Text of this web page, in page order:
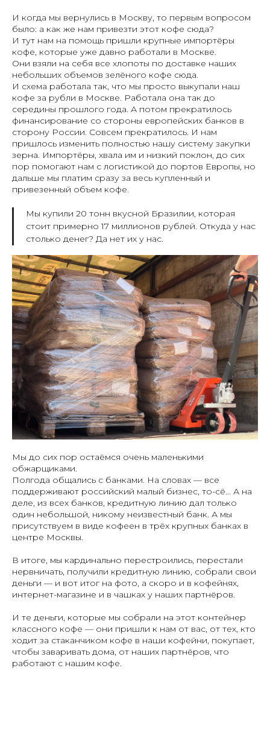
И когда мы вернулись в Москву, то первым вопросом
было: а как же нам привезти этот кофе сюда?
И тут нам на помощь пришли крупные импортёры
кофе, которые уже давно работали в Москве.
Они взяли на себя все хлопоты по доставке наших
небольших объемов зелёного кофе сюда.
И схема работала так, что мы просто выкупали наш
кофе за рубли в Москве. Работала она так до
середины прошлого года. А потом прекратилось
финансирование со стороны европейских банков в
сторону России. Совсем прекратилось. И нам
пришлось изменить полностью нашу систему закупки
зерна. Импортёры, хвала им и низкий поклон, до сих
пор помогают нам с логистикой до портов Европы, но
дальше мы платим сразу за весь купленный и
привезенный объем кофе.
Мы купили 20 тонн вкусной Бразилии, которая
стоит примерно 17 миллионов рублей. Откуда у нас
столько денег? Да нет их у нас.
Мы до сих пор остаёмся очень маленькими
обжарщиками.
Полгода общались с банками. На словах — все
поддерживают российский малый бизнес, то-сё... А на
деле, из всех банков, кредитную линию дал только
один небольшой, никому неизвестный банк. А мы
присутствуем в виде кофеен в трёх крупных банках в
центре Москвы.
В итоге, мы кардинально перестроились, перестали
нервничать, получили кредитную линию, собрали свои
деньги — и вот итог на фото, а скоро и в кофейнях,
интернет-магазине и в чашках у наших партнёров.
И те деньги, которые мы собрали на этот контейнер
классного кофе — они пришли к нам от вас, от тех, кто
ходит за стаканчиком кофе в наши кофейни, покупает,
чтобы заваривать дома, от наших партнёров, что
работают с нашим кофе.